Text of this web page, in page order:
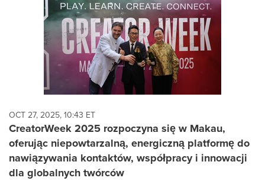
OCT 27, 2025, 10:43 ET
CreatorWeek 2025 rozpoczyna się w Makau,
oferując niepowtarzalną, energiczną platformę do
nawiązywania kontaktów, współpracy i innowacji
dla globalnych twórców